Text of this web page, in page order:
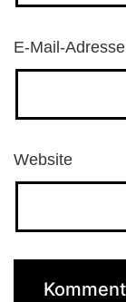
E-Mail-Adresse
Website